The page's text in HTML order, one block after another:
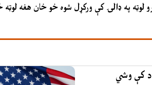
لوټه په ډالۍ کې ورکړل شوه خو خان هغه لوټه
کې وشي